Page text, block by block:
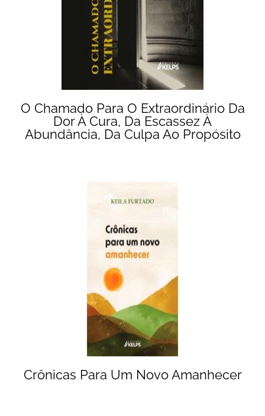
O Chamado Para O Extraordinário Da
Dor À Cura, Da Escassez À
Abundância, Da Culpa Ao Propósito
Crônicas Para Um Novo Amanhecer